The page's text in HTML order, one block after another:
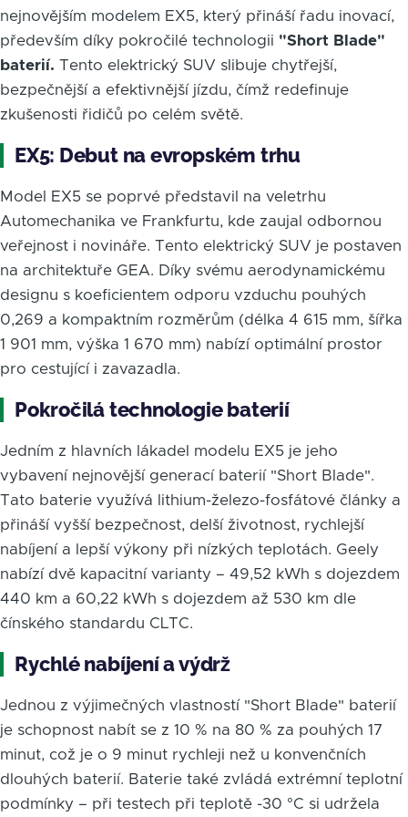
nejnovějším modelem EX5, který přináší řadu inovací,
především díky pokročilé technologii "Short Blade"
baterií. Tento elektrický SUV slibuje chytřejší,
bezpečnější a efektivnější jízdu, čímž redefinuje
zkušenosti řidičů po celém světě.
EX5: Debut na evropském trhu
Model EX5 se poprvé představil na veletrhu
Automechanika ve Frankfurtu, kde zaujal odbornou
veřejnost i novináře. Tento elektrický SUV je postaven
na architektuře GEA. Díky svému aerodynamickému
designu s koeficientem odporu vzduchu pouhých
0,269 a kompaktním rozměrům (délka 4 615 mm, šířka
1 901 mm, výška 1 670 mm) nabízí optimální prostor
pro cestující i zavazadla.
Pokročilá technologie baterií
Jedním z hlavních lákadel modelu EX5 je jeho
vybavení nejnovější generací baterií "Short Blade".
Tato baterie využívá lithium-železo-fosfátové články a
přináší vyšší bezpečnost, delší životnost, rychlejší
nabíjení a lepší výkony při nízkých teplotách. Geely
nabízí dvě kapacitní varianty – 49,52 kWh s dojezdem
440 km a 60,22 kWh s dojezdem až 530 km dle
čínského standardu CLTC.
Rychlé nabíjení a výdrž
Jednou z výjimečných vlastností "Short Blade" baterií
je schopnost nabít se z 10 % na 80 % za pouhých 17
minut, což je o 9 minut rychleji než u konvenčních
dlouhých baterií. Baterie také zvládá extrémní teplotní
podmínky – při testech při teplotě -30 °C si udržela